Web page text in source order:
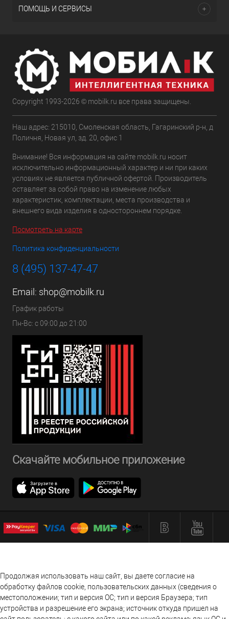
ПОМОЩЬ И СЕРВИСЫ
Copyright 1993-2026 © mobilk.ru все права защищены.
Наш адрес: 215010, Смоленская область, Гагаринский р-н, д
Поличня, Новая ул, зд. 20, офис 1
Внимание! Вся информация на сайте mobilk.ru носит
исключительно информационный характер и ни при каких
условиях не является публичной офертой. Производитель
оставляет за собой право на изменение любых
характеристик, комплектации, места производства и
внешнего вида изделия в одностороннем порядке.
Посмотреть на карте
Политика конфиденциальности
8 (495) 137-47-47
Email: shop@mobilk.ru
График работы
Пн-Вс: с 09:00 до 21:00
Скачайте мобильное приложение
Продолжая использовать наш сайт, вы даете согласие на
обработку файлов cookie, пользовательских данных (сведения о
местоположении; тип и версия ОС; тип и версия Браузера; тип
устройства и разрешение его экрана; источник откуда пришел на